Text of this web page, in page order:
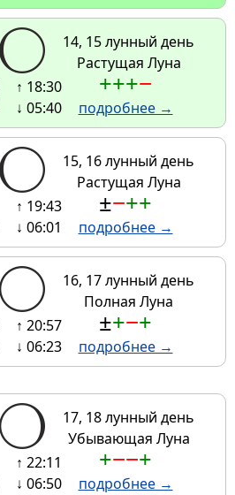
14, 15 лунный день
Растущая Луна
↑ 18:30
↓ 05:40
+++−
подробнее →
15, 16 лунный день
Растущая Луна
↑ 19:43
↓ 06:01
±−++
подробнее →
16, 17 лунный день
Полная Луна
↑ 20:57
↓ 06:23
±+−+
подробнее →
17, 18 лунный день
Убывающая Луна
↑ 22:11
↓ 06:50
+−−+
подробнее →